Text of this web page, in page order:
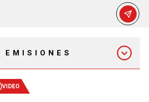
EMISIONES
EXPRESS
VIDEO